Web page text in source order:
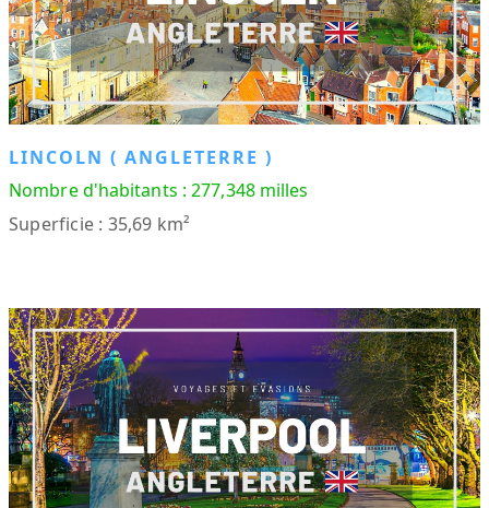
LINCOLN ( ANGLETERRE )
Nombre d'habitants : 277,348 milles
Superficie : 35,69 km²